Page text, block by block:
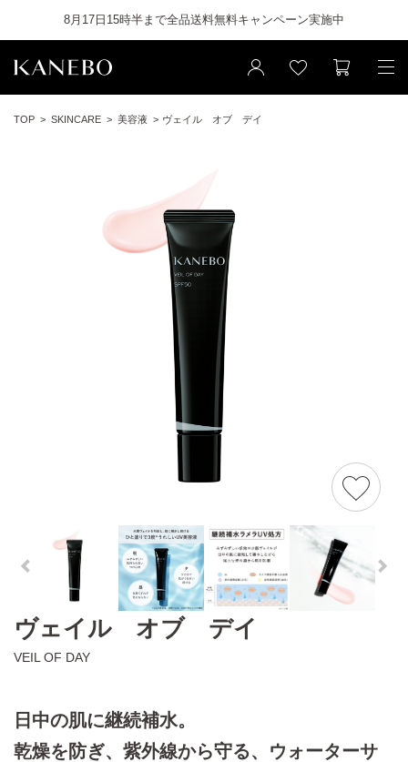
8月17日15時半まで全品送料無料キャンペーン実施中
TOP SKINCARE 美容液 ヴェイル オブ デイ
ヴェイル オブ デイ
VEIL OF DAY
日中の肌に継続補水。
乾燥を防ぎ、紫外線から守る、ウォーターサ